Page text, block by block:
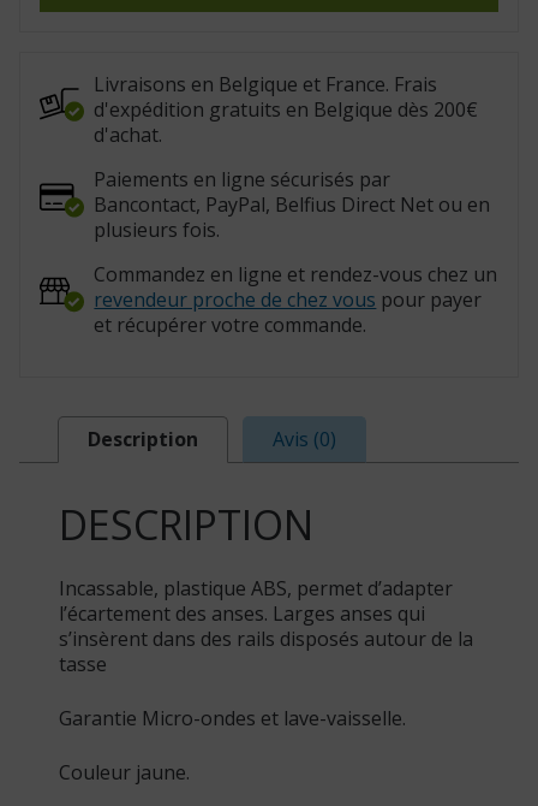
jaune
Livraisons en Belgique et France. Frais
d'expédition gratuits en Belgique dès 200€
d'achat.
Paiements en ligne sécurisés par
Bancontact, PayPal, Belfius Direct Net ou en
plusieurs fois.
Commandez en ligne et rendez-vous chez un
revendeur proche de chez vous pour payer
et récupérer votre commande.
Description Avis (0)
DESCRIPTION
Incassable, plastique ABS, permet d’adapter
l’écartement des anses. Larges anses qui
s’insèrent dans des rails disposés autour de la
tasse
Garantie Micro-ondes et lave-vaisselle.
Couleur jaune.